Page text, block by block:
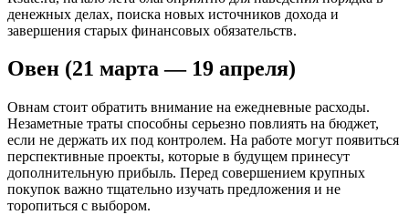
денежных делах, поиска новых источников дохода и
завершения старых финансовых обязательств.
Овен (21 марта — 19 апреля)
Овнам стоит обратить внимание на ежедневные расходы.
Незаметные траты способны серьезно повлиять на бюджет,
если не держать их под контролем. На работе могут появиться
перспективные проекты, которые в будущем принесут
дополнительную прибыль. Перед совершением крупных
покупок важно тщательно изучать предложения и не
торопиться с выбором.